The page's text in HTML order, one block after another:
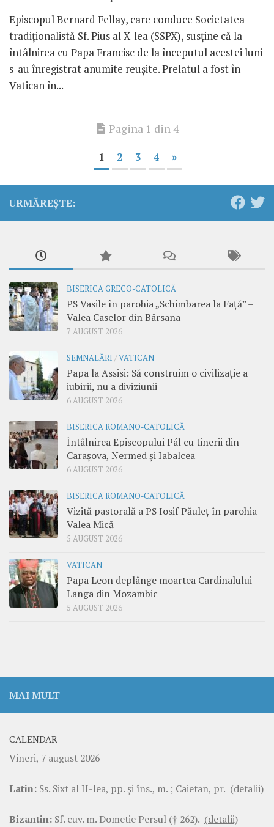
Episcopul Bernard Fellay, care conduce Societatea
tradiționalistă Sf. Pius al X-lea (SSPX), susține că la
întâlnirea cu Papa Francisc de la începutul acestei luni
s-au înregistrat anumite reușite. Prelatul a fost în
Vatican în...
Pagina 1 din 4
1 2 3 4 »
URMĂREȘTE:
BISERICA GRECO-CATOLICĂ
PS Vasile în parohia „Schimbarea la Față” –
Valea Caselor din Bârsana
7 AUGUST 2026
SEMNALĂRI /VATICAN
Papa la Assisi: Să construim o civilizație a
iubirii, nu a diviziunii
6 AUGUST 2026
BISERICA ROMANO-CATOLICĂ
Întâlnirea Episcopului Pál cu tinerii din
Carașova, Nermed și Iabalcea
6 AUGUST 2026
BISERICA ROMANO-CATOLICĂ
Vizită pastorală a PS Iosif Păuleț în parohia
Valea Mică
5 AUGUST 2026
VATICAN
Papa Leon deplânge moartea Cardinalului
Langa din Mozambic
5 AUGUST 2026
MAI MULT
CALENDAR
Vineri, 7 august 2026
Latin: Ss. Sixt al II-lea, pp. şi îns., m. ; Caietan, pr. (detalii)
Bizantin: Sf. cuv. m. Dometie Persul († 262). (detalii)